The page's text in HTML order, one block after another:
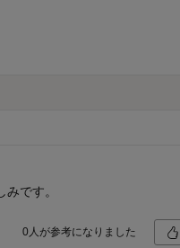
です。
0 人が参考になりました